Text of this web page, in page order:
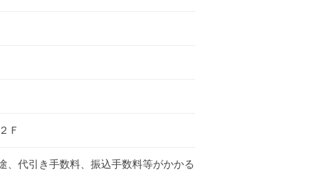
Ｆ
、代引き手数料、振込手数料等がかかる